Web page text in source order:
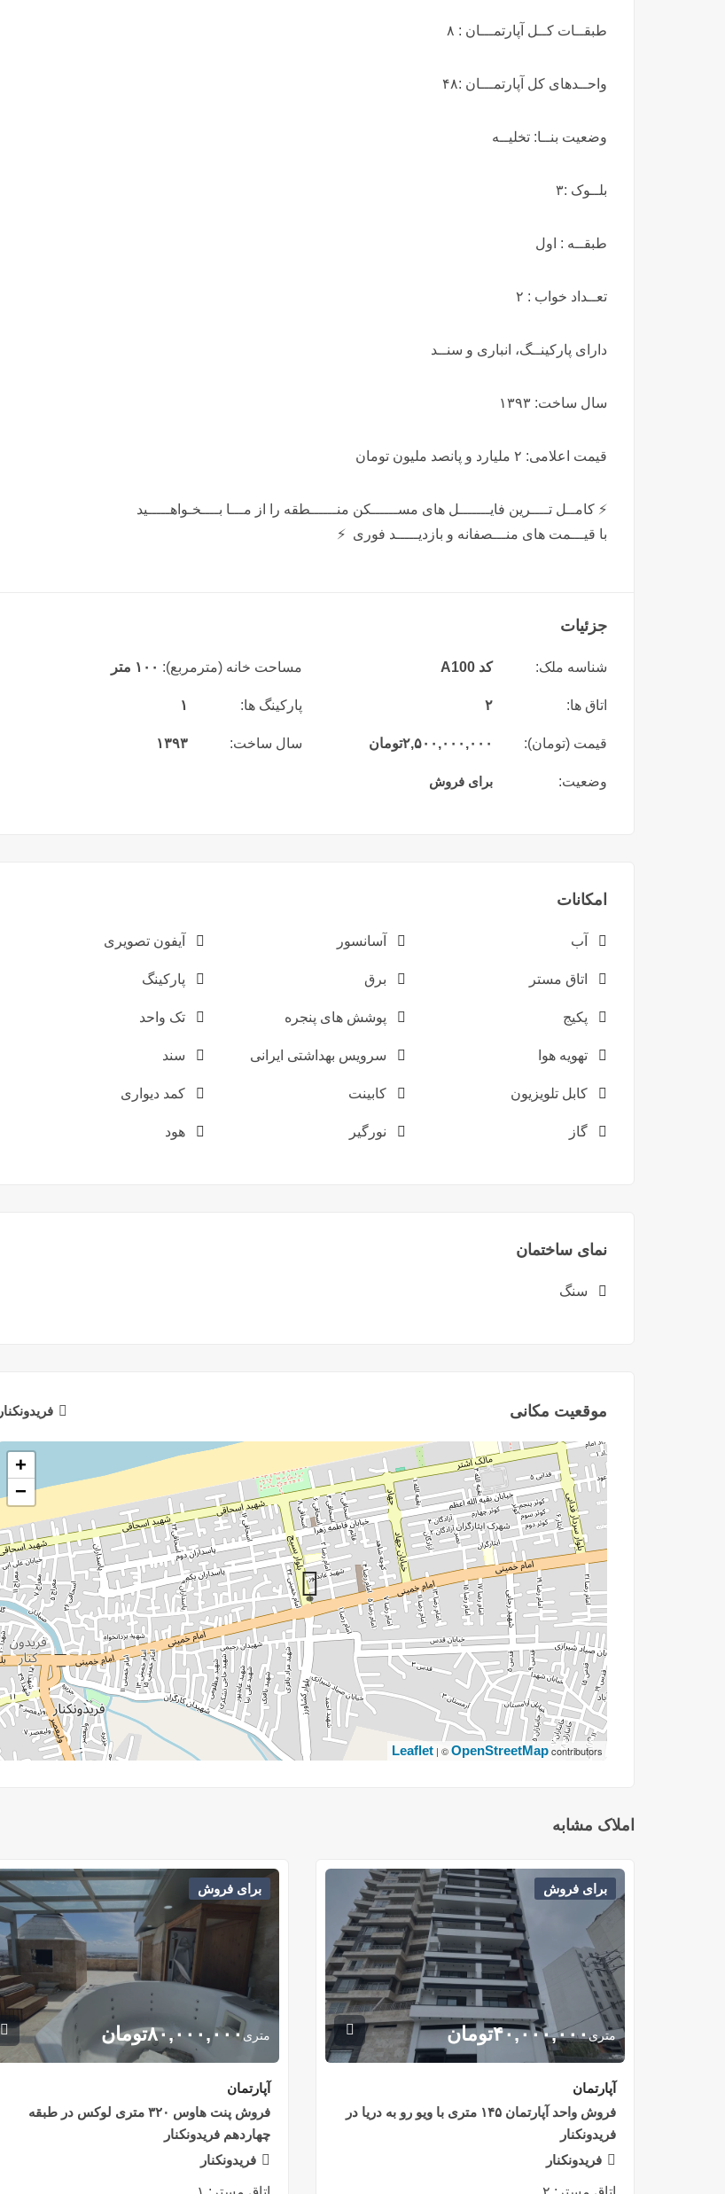
طبقــات کــل آپارتمـــان : ۸
واحــدهای کل آپارتمـــان :۴۸
وضعیت بنــا: تخلیــه
بلــوک :۳
طبقــه : اول
تعــداد خواب : ۲
دارای پارکینــگ، انباری و سنــد
سال ساخت: ۱۳۹۳
قیمت اعلامی: ۲ ملیارد و پانصد ملیون تومان
⚡ کامــل تــــرین فایـــــــل های مســــــکن منــــــطقه را از مـــا بــــخـواهـــــید
با قیـــمت های منـــصفانه و بازدیـــــد فوری ⚡
جزئیات
شناسه ملک: کد A100 مساحت خانه (مترمربع): ۱۰۰ متر
اتاق ها: ۲ پارکینگ ها: ۱
قیمت (تومان): ۲,۵۰۰,۰۰۰,۰۰۰تومان سال ساخت: ۱۳۹۳
وضعیت: برای فروش
امکانات
آب آسانسور آیفون تصویری
اتاق مستر برق پارکینگ
پکیج پوشش های پنجره تک واحد
تهویه هوا سرویس بهداشتی ایرانی سند
کابل تلویزیون کابینت کمد دیواری
گاز نورگیر هود
نمای ساختمان
سنگ
موقعیت مکانی فریدونکنار
+
−
Leaflet | ©OpenStreetMapcontributors
املاک مشابه
برای فروش
متری۴۰,۰۰۰,۰۰۰تومان
آپارتمان
فروش واحد آپارتمان ۱۴۵ متری با ویو رو به دریا در
فریدونکنار
فریدونکنار
برای فروش
متری ۸۰,۰۰۰,۰۰۰تومان
آپارتمان
فروش پنت هاوس ۳۲۰ متری لوکس در طبقه
چهاردهم فریدونکنار
فریدونکنار